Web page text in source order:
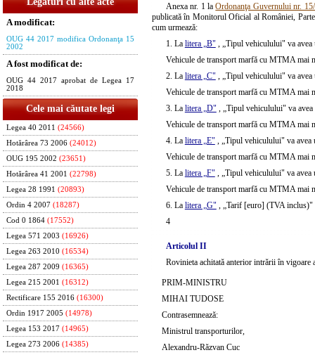
A modificat:
OUG 44 2017 modifica Ordonanţa 15
2002
A fost modificat de:
OUG 44 2017 aprobat de Legea 17
2018
Cele mai căutate legi
Legea 40 2011 (24566)
Hotărârea 73 2006 (24012)
OUG 195 2002 (23651)
Hotărârea 41 2001 (22798)
Legea 28 1991 (20893)
Ordin 4 2007 (18287)
Cod 0 1864 (17552)
Legea 571 2003 (16926)
Legea 263 2010 (16534)
Legea 287 2009 (16365)
Legea 215 2001 (16312)
Rectificare 155 2016 (16300)
Ordin 1917 2005 (14978)
Legea 153 2017 (14965)
Legea 273 2006 (14385)
Anexa nr. 1 laOrdonanţa Guvernului nr.
publicată în Monitorul Oficial al României,
cum urmează:
1. La litera „B" , „Tipul vehiculului" va
Vehicule de transport marfă cu MTMA mai
2. La litera „C" , „Tipul vehiculului" va
Vehicule de transport marfă cu MTMA mai
3. La litera „D" , „Tipul vehiculului" va
Vehicule de transport marfă cu MTMA mai
4. La litera „E" , „Tipul vehiculului" va avea
Vehicule de transport marfă cu MTMA mai
5. La litera „F" , „Tipul vehiculului" va avea
Vehicule de transport marfă cu MTMA mai
6. La litera „G" , „Tarif [euro] (TVA inclus)"
4
Articolul II
Rovinieta achitată anterior intrării în vigoare
PRIM-MINISTRU
MIHAI TUDOSE
Contrasemnează:
Ministrul transporturilor,
Alexandru-Răzvan Cuc